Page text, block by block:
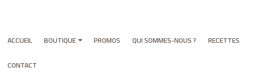
ACCUEIL BOUTIQUE PROMOS QUI SOMMES-NOUS ?
RECETTES
CONTACT